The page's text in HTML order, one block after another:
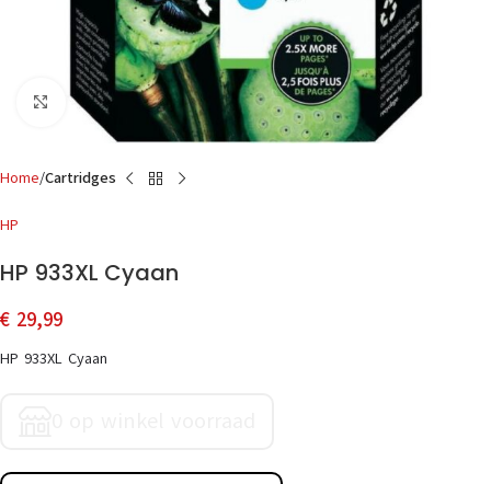
Click to enlarge
Home Cartridges
HP
HP 933XL Cyaan
€ 29,99
HP 933XL Cyaan